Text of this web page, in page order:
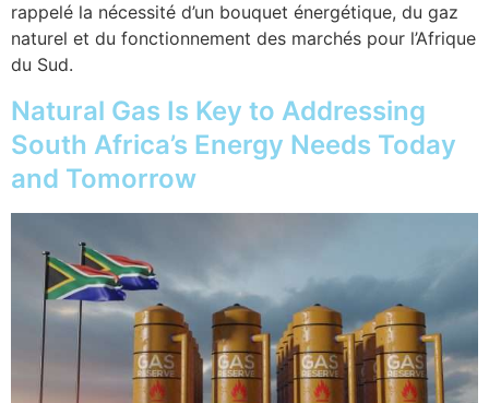
rappelé la nécessité d’un bouquet énergétique, du gaz
naturel et du fonctionnement des marchés pour l’Afrique
du Sud.
Natural Gas Is Key to Addressing
South Africa’s Energy Needs Today
and Tomorrow